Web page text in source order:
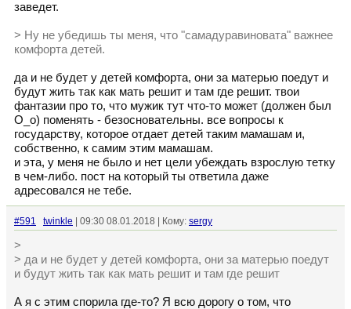
заведет.
> Ну не убедишь ты меня, что "самадуравиновата" важнее
комфорта детей.
да и не будет у детей комфорта, они за матерью поедут и
будут жить так как мать решит и там где решит. твои
фантазии про то, что мужик тут что-то может (должен был
О_о) поменять - безосновательны. все вопросы к
государству, которое отдает детей таким мамашам и,
собственно, к самим этим мамашам.
и эта, у меня не было и нет цели убеждать взрослую тетку
в чем-либо. пост на который ты ответила даже
адресовался не тебе.
#591 twinkle | 09:30 08.01.2018 | Кому: sergy
>
> да и не будет у детей комфорта, они за матерью поедут
и будут жить так как мать решит и там где решит
А я с этим спорила где-то? Я всю дорогу о том, что